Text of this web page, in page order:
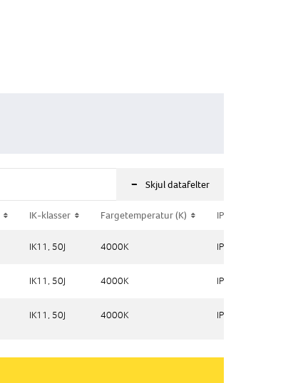
- Skjul datafelter
IK-klasser Fargetemperatur (K) IP-klasse
IK11, 50J 4000K IP 55
IK11, 50J 4000K IP 55
IK11, 50J 4000K IP 55
IK-klasser Fargetemperatur (K) IP-klasse
IK11, 50J 4000K IP 55
IK11, 50J 4000K IP 55
IK11, 50J 4000K IP 55